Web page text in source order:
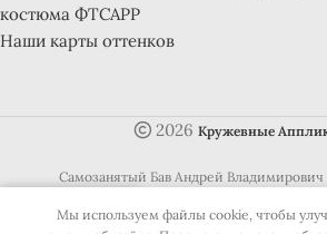
костюма ФТСАРР
Наши карты оттенков
2026 Кружевные
Самозанятый Бав Андрей Владимирович
Мы используем файлы cookie, чтобы